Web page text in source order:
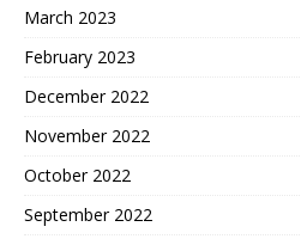
March 2023
February 2023
December 2022
November 2022
October 2022
September 2022